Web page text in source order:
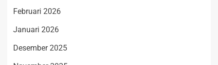
Februari 2026
Januari 2026
Desember 2025